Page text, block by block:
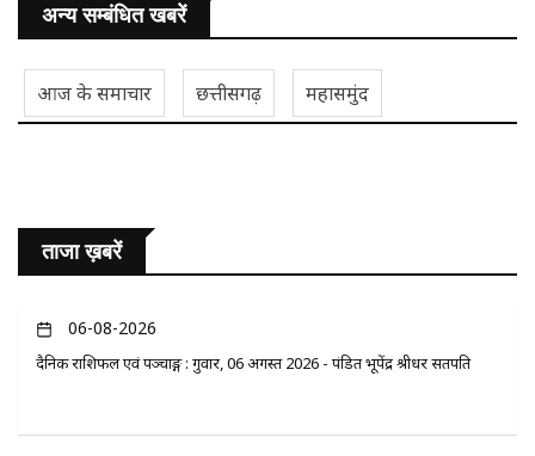
अन्य सम्बंधित खबरें
आज के समाचार छत्तीसगढ़ महासमुंद
ताजा ख़बरें
06-08-2026
दैनिक राशिफल एवं पञ्चाङ्ग : गुरुवार, 06 अगस्त 2026 - पंडित भूपेंद्र श्रीधर सतपति